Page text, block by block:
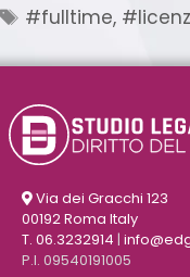
#fulltime,
Via dei Gracchi 123
00192 Roma Italy
T. 06.3232914 |
P.I. 09540191005